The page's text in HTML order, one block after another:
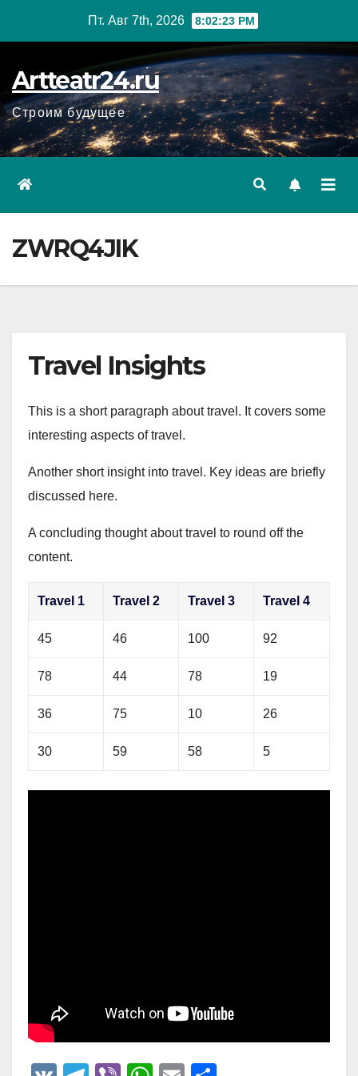
Пт. Авг 7th, 2026 8:02:24 PM
Artteatr24.ru
Строим будущее
ZWRQ4JIK
Travel Insights
This is a short paragraph about travel. It covers some
interesting aspects of travel.
Another short insight into travel. Key ideas are briefly
discussed here.
A concluding thought about travel to round off the
content.
Travel 1 Travel 2 Travel 3 Travel 4
45 46 100 92
78 44 78 19
36 75 10 26
30 59 58 5